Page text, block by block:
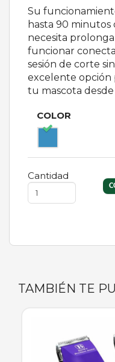
Su
hasta 90 minutos
necesita
funcionar
sesión de corte
excelente opción
tu mascota
COLOR
Cantidad
TAMBIÉN TE